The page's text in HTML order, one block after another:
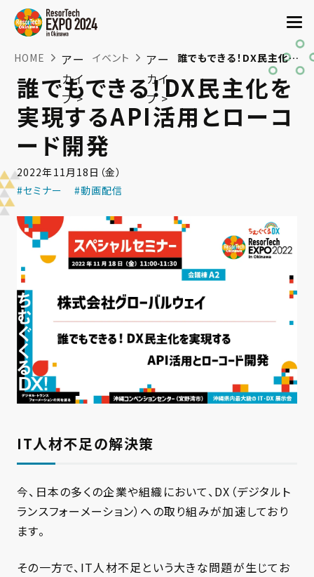
HOME
アー
カイ
ブ >
イベント
アー
カイ
ブ >
誰でもできる！DX民主化を実現するAPI活用とローコード開発
誰でもできる！DX民主化を
実現するAPI活用とローコ
ード開発
2022年11月18日（金）
#セミナー
#動画配信
IT人材不足の解決策
今、日本の多くの企業や組織において、DX（デジタルト
ランスフォーメーション）への取り組みが加速しており
ます。
その一方で、IT人材不足という大きな問題が生じてお